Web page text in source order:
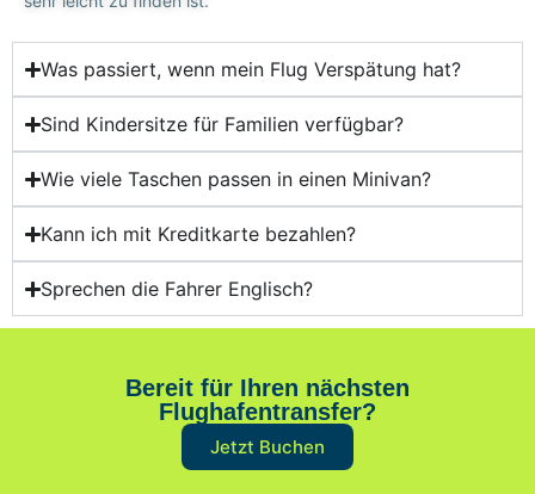
Was passiert, wenn mein Flug Verspätung hat?
Sind Kindersitze für Familien verfügbar?
Wie viele Taschen passen in einen Minivan?
Kann ich mit Kreditkarte bezahlen?
Sprechen die Fahrer Englisch?
Bereit für Ihren nächsten
Flughafentransfer?
Jetzt Buchen